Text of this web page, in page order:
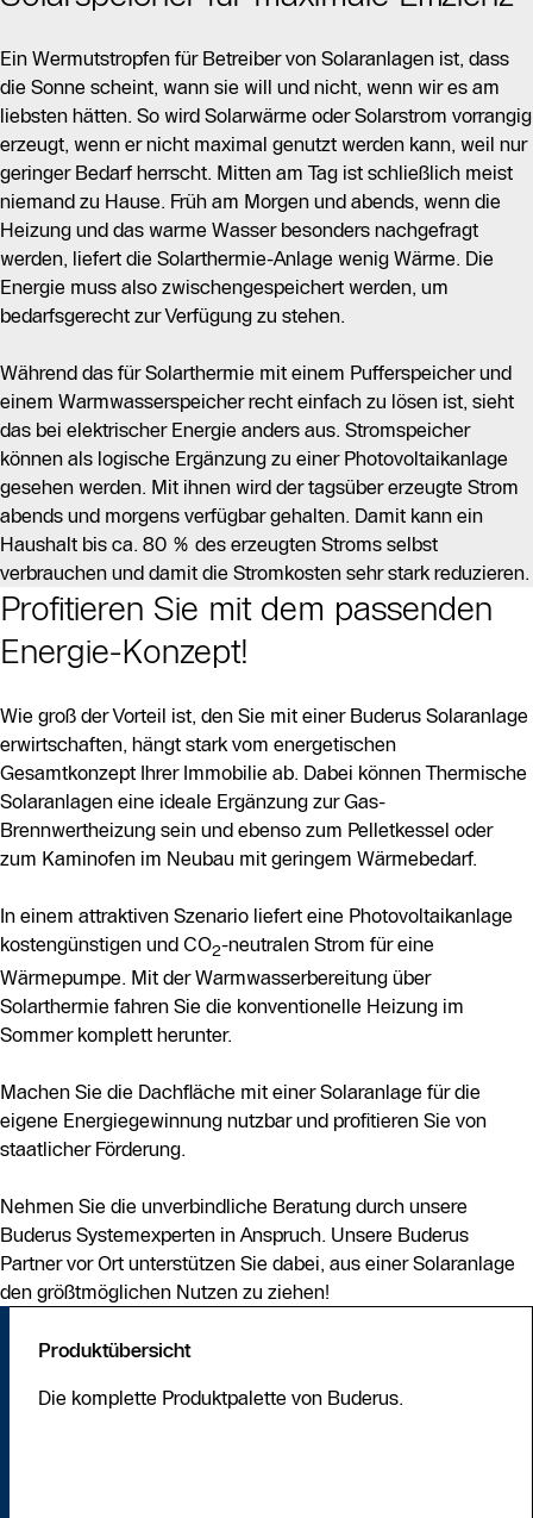
Ein Wermutstropfen für Betreiber von Solaranlagen ist, dass
die Sonne scheint, wann sie will und nicht, wenn wir es am
liebsten hätten. So wird Solarwärme oder Solarstrom vorrangig
erzeugt, wenn er nicht maximal genutzt werden kann, weil nur
geringer Bedarf herrscht. Mitten am Tag ist schließlich meist
niemand zu Hause. Früh am Morgen und abends, wenn die
Heizung und das warme Wasser besonders nachgefragt
werden, liefert die Solarthermie-Anlage wenig Wärme. Die
Energie muss also zwischengespeichert werden, um
bedarfsgerecht zur Verfügung zu stehen.
Während das für Solarthermie mit einem Pufferspeicher und
einem Warmwasserspeicher recht einfach zu lösen ist, sieht
das bei elektrischer Energie anders aus. Stromspeicher
können als logische Ergänzung zu einer Photovoltaikanlage
gesehen werden. Mit ihnen wird der tagsüber erzeugte Strom
abends und morgens verfügbar gehalten. Damit kann ein
Haushalt bis ca. 80 % des erzeugten Stroms selbst
verbrauchen und damit die Stromkosten sehr stark reduzieren.
Profitieren Sie mit dem passenden
Energie-Konzept!
Wie groß der Vorteil ist, den Sie mit einer Buderus Solaranlage
erwirtschaften, hängt stark vom energetischen
Gesamtkonzept Ihrer Immobilie ab. Dabei können Thermische
Solaranlagen eine ideale Ergänzung zur Gas-
Brennwertheizung sein und ebenso zum Pelletkessel oder
zum Kaminofen im Neubau mit geringem Wärmebedarf.
In einem attraktiven Szenario liefert eine Photovoltaikanlage
kostengünstigen und CO2-neutralen Strom für eine
Wärmepumpe. Mit der Warmwasserbereitung über
Solarthermie fahren Sie die konventionelle Heizung im
Sommer komplett herunter.
Machen Sie die Dachfläche mit einer Solaranlage für die
eigene Energiegewinnung nutzbar und profitieren Sie von
staatlicher Förderung.
Nehmen Sie die unverbindliche Beratung durch unsere
Buderus Systemexperten in Anspruch. Unsere Buderus
Partner vor Ort unterstützen Sie dabei, aus einer Solaranlage
den größtmöglichen Nutzen zu ziehen!
Produktübersicht
Die komplette Produktpalette von Buderus.